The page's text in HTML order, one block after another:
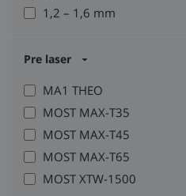
1,2 – 1,6 mm
Pre laser
MA1 THEO
MOST MAX-T35
MOST MAX-T45
MOST MAX-T65
MOST XTW-1500